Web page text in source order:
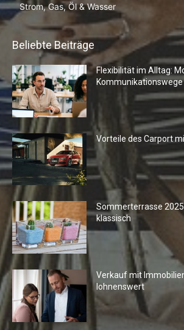
Strom, Gas, Öl & Wasser
Beliebte Beiträge
Flexibilität im Alltag:
Kommunikationswege
Vorteile des Carport
Sommerterrasse
klassisch
Verkauf mit
lohnenswert